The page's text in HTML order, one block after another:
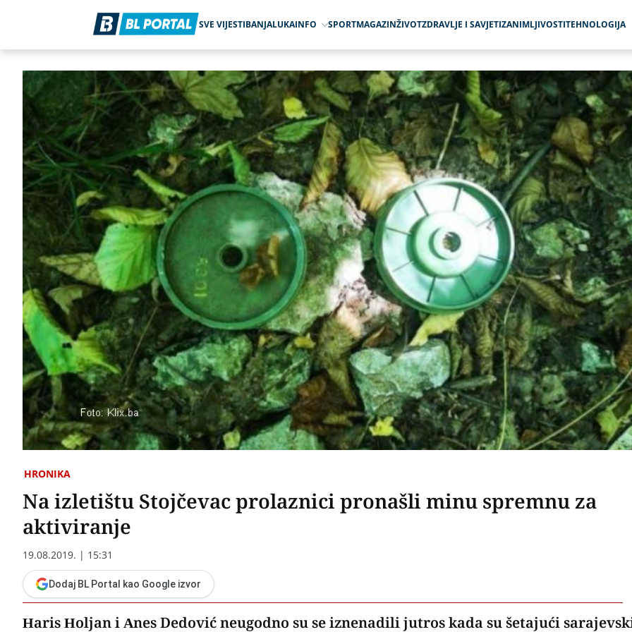
SVE VIJESTIBANJALUKAINFO SPORTMAGAZINŽIVOTZDRAVLJE I SAVJETIZANIMLJIVOSTITEHNOLOGIJA
HRONIKA
Na izletištu Stojčevac prolaznici pronašli minu spremnu za
aktiviranje
19.08.2019. | 15:31
Dodaj BL Portal kao Google izvor
Haris Holjan i Anes Dedović neugodno su se iznenadili jutros kada su šetajući